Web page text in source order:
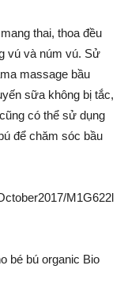
thai, thoa đều
vú và núm vú. Sử
massage bầu
sữa không bị tắc,
có thể sử dụng
để chăm sóc bầu
bé bú organic Bio